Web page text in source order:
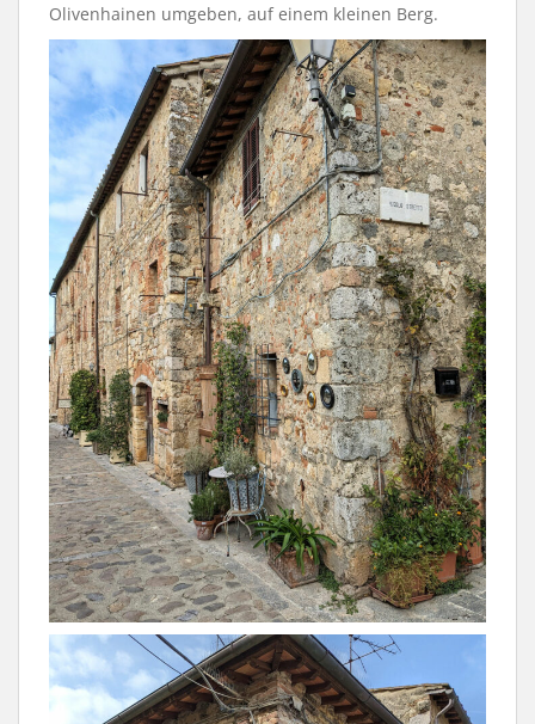
Olivenhainen umgeben, auf einem kleinen Berg.